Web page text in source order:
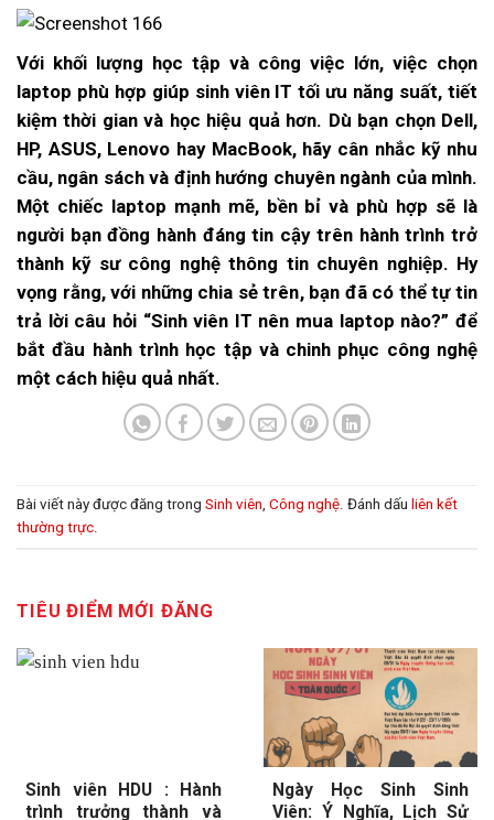
Với khối lượng học tập và công việc lớn, việc chọn
laptop phù hợp giúp sinh viên IT tối ưu năng suất, tiết
kiệm thời gian và học hiệu quả hơn. Dù bạn chọn Dell,
HP, ASUS, Lenovo hay MacBook, hãy cân nhắc kỹ nhu
cầu, ngân sách và định hướng chuyên ngành của mình.
Một chiếc laptop mạnh mẽ, bền bỉ và phù hợp sẽ là
người bạn đồng hành đáng tin cậy trên hành trình trở
thành kỹ sư công nghệ thông tin chuyên nghiệp. Hy
vọng rằng, với những chia sẻ trên, bạn đã có thể tự tin
trả lời câu hỏi “Sinh viên IT nên mua laptop nào?” để
bắt đầu hành trình học tập và chinh phục công nghệ
một cách hiệu quả nhất.
Bài viết này được đăng trong Sinh viên, Công nghệ. Đánh dấu liên kết
thường trực.
TIÊU ĐIỂM MỚI ĐĂNG
Sinh viên HDU : Hành
trình trưởng thành và
Ngày Học Sinh Sinh
Viên: Ý Nghĩa, Lịch Sử